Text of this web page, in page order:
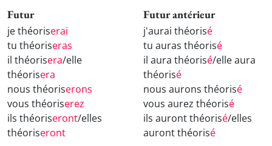
Futur
je théoriserai
tu théoriseras
il théorisera/elle
théorisera
nous théoriserons
vous théoriserez
ils théoriseront/elles
théoriseront
Futur antérieur
j'aurai théorisé
tu auras théorisé
il aura théorisé/elle aura
théorisé
nous aurons théorisé
vous aurez théorisé
ils auront théorisé/elles
auront théorisé